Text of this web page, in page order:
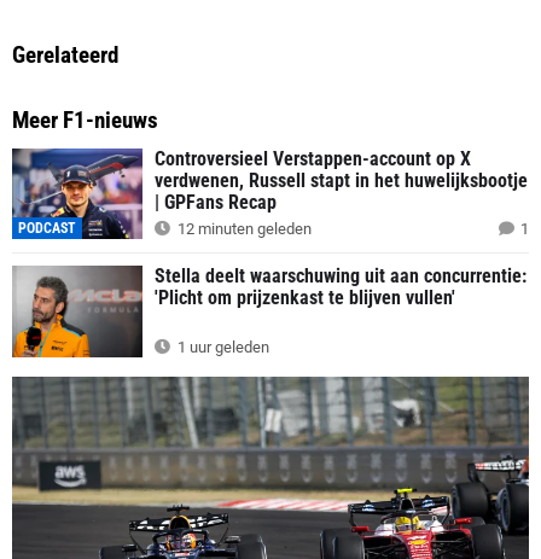
Gerelateerd
Meer F1-nieuws
PODCAST
Controversieel Verstappen-account op X
verdwenen, Russell stapt in het huwelijksbootje
| GPFans Recap
12 minuten geleden 1
Stella deelt waarschuwing uit aan concurrentie:
'Plicht om prijzenkast te blijven vullen'
1 uur geleden